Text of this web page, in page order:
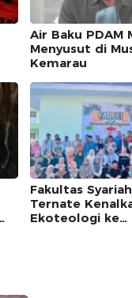
Air Baku PDAM
Menyusut di
Kemarau
Fakultas
Ternate
Ekoteologi ke